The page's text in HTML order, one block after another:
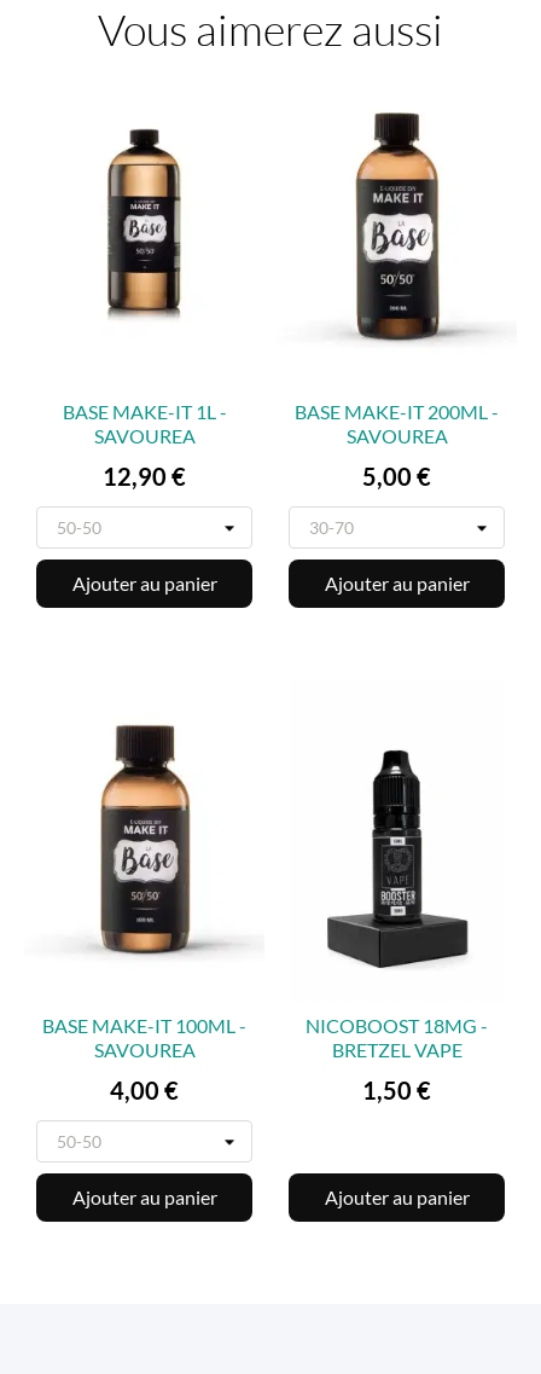
Vous aimerez aussi
BASE MAKE-IT 1L -
SAVOUREA
Prix
12,90 €
Ajouter au panier
BASE MAKE-IT 200ML -
SAVOUREA
Prix
5,00 €
Ajouter au panier
BASE MAKE-IT 100ML -
SAVOUREA
Prix
4,00 €
Ajouter au panier
NICOBOOST 18MG -
BRETZEL VAPE
Prix
1,50 €
Ajouter au panier